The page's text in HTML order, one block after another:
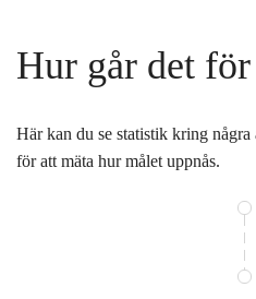
Hur går det
Här kan du se statistik kring
för att mäta hur målet uppnås.